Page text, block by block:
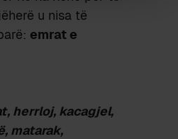
u nisa të
emrat e
herrloj, kacagjel,
matarak,